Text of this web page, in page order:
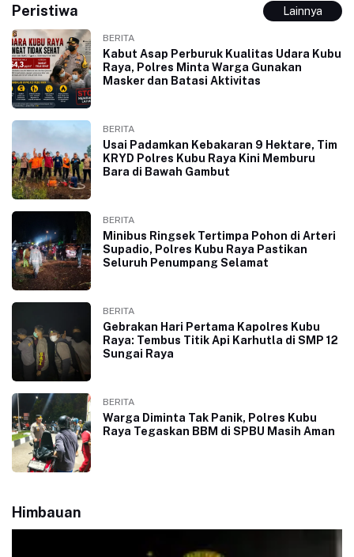
Peristiwa Lainnya
BERITA
Kabut Asap Perburuk Kualitas Udara Kubu
Raya, Polres Minta Warga Gunakan
Masker dan Batasi Aktivitas
BERITA
Usai Padamkan Kebakaran 9 Hektare, Tim
KRYD Polres Kubu Raya Kini Memburu
Bara di Bawah Gambut
BERITA
Minibus Ringsek Tertimpa Pohon di Arteri
Supadio, Polres Kubu Raya Pastikan
Seluruh Penumpang Selamat
BERITA
Gebrakan Hari Pertama Kapolres Kubu
Raya: Tembus Titik Api Karhutla di SMP 12
Sungai Raya
BERITA
Warga Diminta Tak Panik, Polres Kubu
Raya Tegaskan BBM di SPBU Masih Aman
Himbauan